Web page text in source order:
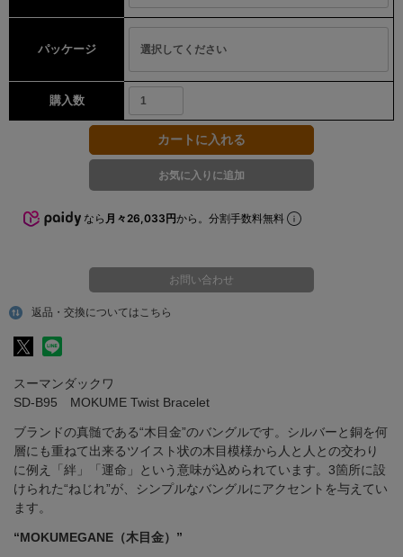
パッケージ
購入数
なら 月々26,033円から。分割手数料無料
返品・交換についてはこちら
お問い合わせ
スーマンダックワ
SD-B95 MOKUME Twist Bracelet
ブランドの真髄である“木目金”のバングルです。シルバーと銅を何
層にも重ねて出来るツイスト状の木目模様から人と人との交わり
に例え「絆」「運命」という意味が込められています。3箇所に設
けられた“ねじれ”が、シンプルなバングルにアクセントを与えてい
ます。
“MOKUMEGANE（木目金）”